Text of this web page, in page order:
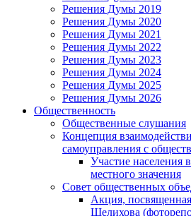
Решения Думы 2019
Решения Думы 2020
Решения Думы 2021
Решения Думы 2022
Решения Думы 2023
Решения Думы 2024
Решения Думы 2025
Решения Думы 2026
Общественность
Общественные слушания
Концепция
самоуправления с
Участие населения
местного значения
Совет общественных
Акция,
Шелихова